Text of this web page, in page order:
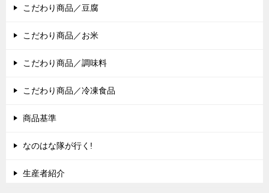
こだわり商品／豆腐
こだわり商品／お米
こだわり商品／調味料
こだわり商品／冷凍食品
商品基準
なのはな隊が行く!
生産者紹介